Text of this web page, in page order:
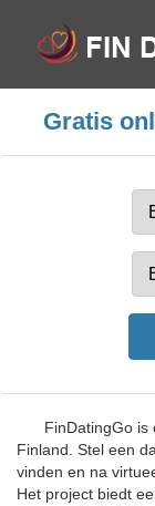
Gratis
FinDatingGo is
Finland. Stel een
vinden en na
Het project biedt